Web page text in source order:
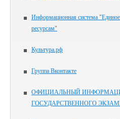
Информационная система
ресурсам"
Культура.рф
Группа Вконтакте
ОФИЦИАЛЬНЫЙ
ГОСУДАРСТВЕННОГО